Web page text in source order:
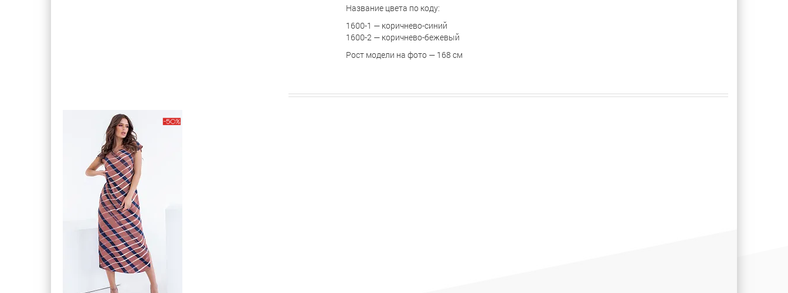
Название цвета по коду:
1600-1 — коричнево-синий
1600-2 — коричнево-бежевый
Рост модели на фото — 168 см